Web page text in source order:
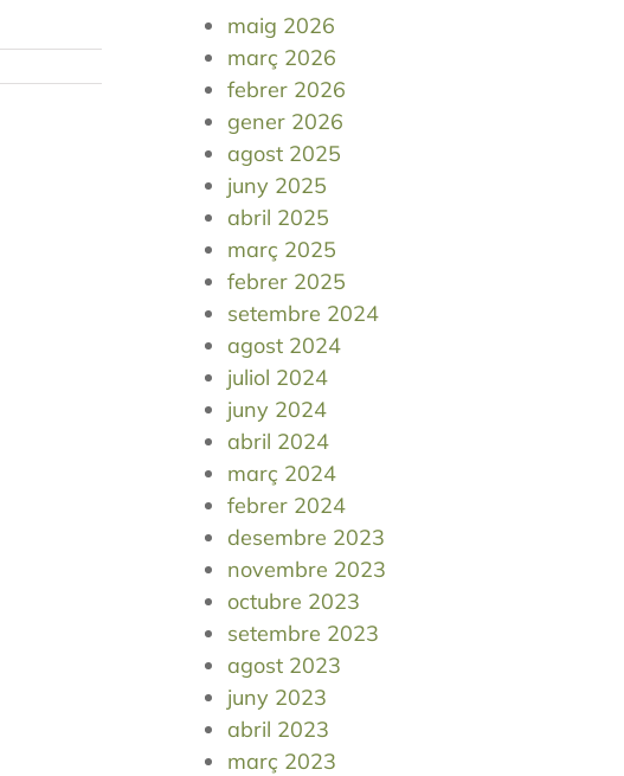
maig 2026
març 2026
febrer 2026
gener 2026
agost 2025
juny 2025
abril 2025
març 2025
febrer 2025
setembre 2024
agost 2024
juliol 2024
juny 2024
abril 2024
març 2024
febrer 2024
desembre 2023
novembre 2023
octubre 2023
setembre 2023
agost 2023
juny 2023
abril 2023
març 2023